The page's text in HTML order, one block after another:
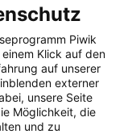
Piwik
einem Klick auf den
auf unserer
externer
unsere Seite
Möglichkeit, die
und zu